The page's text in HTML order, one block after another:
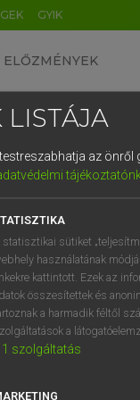
GYIK
ELŐZMÉNYEK
VAN
megtekintéséhez.
LISTÁJA
az
statisztikai sütiket
használatának
kattintott. Ezek az
összesítettek és
a harmadik féltől
a
1 szolgáltatás
DE CN FR ES IT
1 2 3
q w e
a s d
í y x